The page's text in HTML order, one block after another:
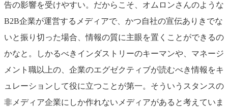
告の影響を受けやすい。だからこそ、オムロンさんのような
B2B企業が運営するメディアで、かつ自社の宣伝ありきでな
いと振り切った場合、情報の質に主眼を置くことができるの
かなと。しかるべきインダストリーのキーマンや、マネージ
メント職以上の、企業のエグゼクティブが読むべき情報をキ
ュレーションして役に立つことが第一。そういうスタンスの
非メディア企業にしか作れないメディアがあると考えていま